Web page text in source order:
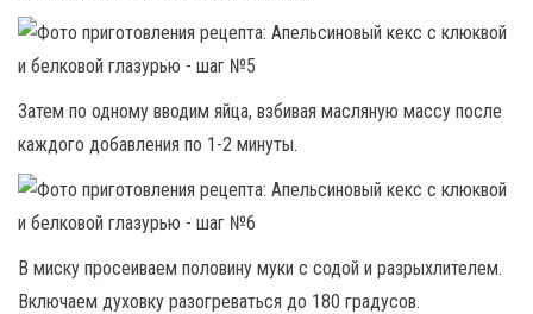
Затем по одному вводим яйца, взбивая масляную массу после
каждого добавления по 1-2 минуты.
В миску просеиваем половину муки с содой и разрыхлителем.
Включаем духовку разогреваться до 180 градусов.